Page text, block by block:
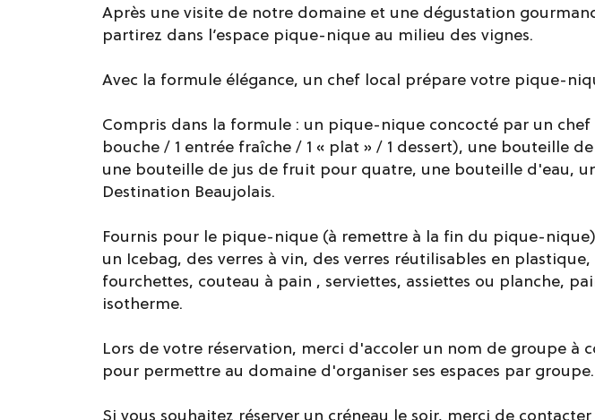
Après une visite de notre domaine et une dégustation
partirez dans l’espace pique-nique au milieu des vignes.
Avec la formule élégance, un chef local prépare votre pique-
Compris dans la formule : un pique-nique concocté par un chef
bouche / 1 entrée fraîche / 1 « plat » / 1 dessert), une bouteille
une bouteille de jus de fruit pour quatre, une bouteille d'eau,
Destination Beaujolais.
Fournis pour le pique-nique (à remettre à la fin du pique-
un Icebag, des verres à vin, des verres réutilisables en
fourchettes, couteau à pain , serviettes, assiettes ou planche,
isotherme.
Lors de votre réservation, merci d'accoler un nom de groupe à
pour permettre au domaine d'organiser ses espaces par groupe.
Si vous souhaitez réserver un créneau le soir, merci de